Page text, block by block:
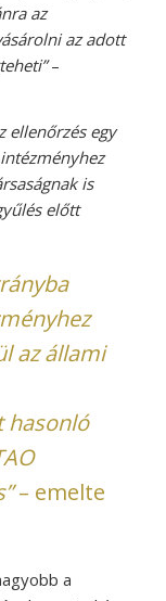
az
az adott
–
ellenőrzés egy
is
előtt
az állami
hasonló
– emelte
a